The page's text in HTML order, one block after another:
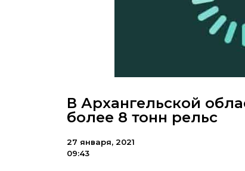
В Архангельской
более 8 тонн рельс
27 января, 2021
09:43